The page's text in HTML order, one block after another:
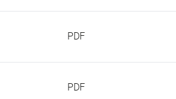
PDF
PDF